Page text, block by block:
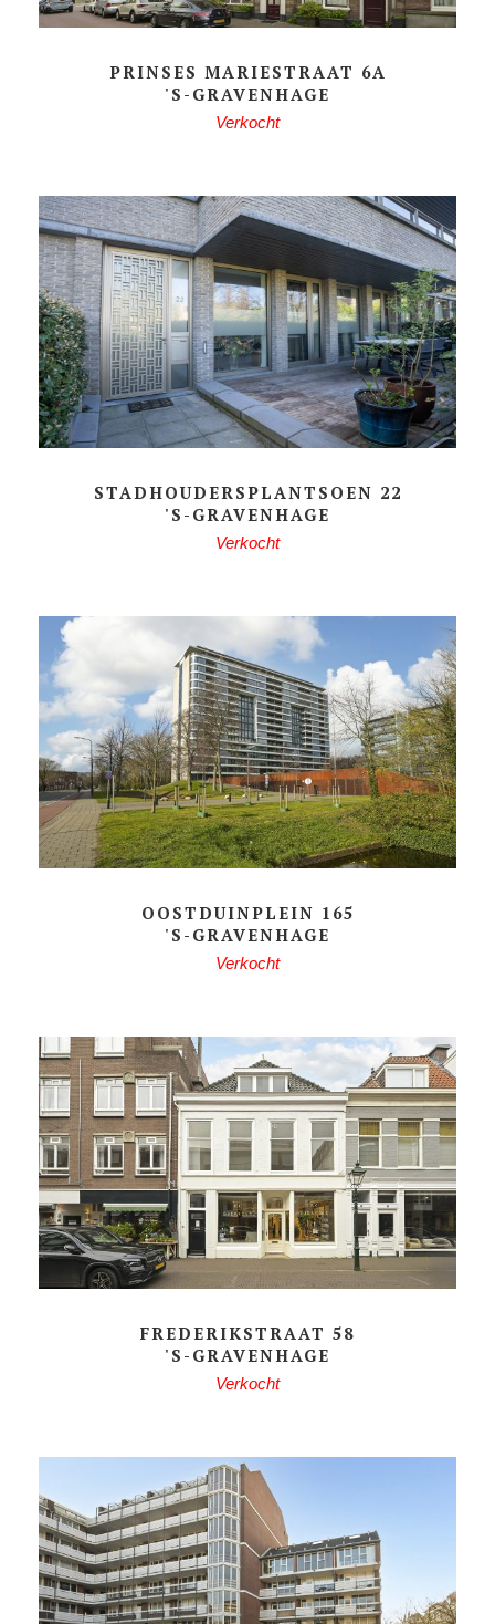
PRINSES MARIESTRAAT 6A
'S-GRAVENHAGE
Verkocht
STADHOUDERSPLANTSOEN 22
'S-GRAVENHAGE
Verkocht
OOSTDUINPLEIN 165
'S-GRAVENHAGE
Verkocht
FREDERIKSTRAAT 58
'S-GRAVENHAGE
Verkocht